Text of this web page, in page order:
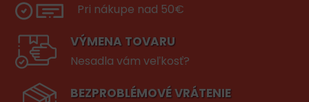
Pri nákupe nad 50€
VÝMENA TOVARU
Nesadla vám veľkosť?
BEZPROBLÉMOVÉ VRÁTENIE